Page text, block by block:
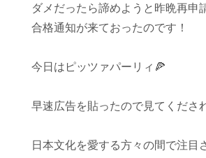
ダメだったら諦めようと昨晩再申
合格通知が来ておったのです！
今日はピッツァパーリィ🍕
早速広告を貼ったので見てくださ
日本文化を愛する方々の間で注目